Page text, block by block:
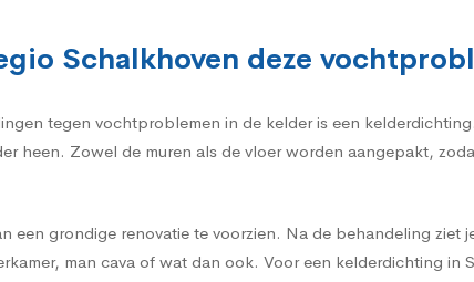
Schalkhoven deze
tegen vochtproblemen in de kelder is een
heen. Zowel de muren als de vloer worden aangepakt,
een grondige renovatie te voorzien. Na de behandeling ziet
man cava of wat dan ook. Voor een kelderdichting in